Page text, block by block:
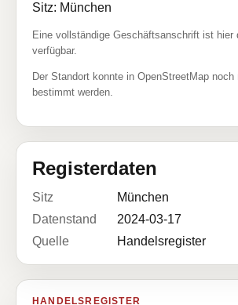
Sitz: München
Eine vollständige Geschäftsanschrift ist hier
verfügbar.
Der Standort konnte in OpenStreetMap
bestimmt werden.
Registerdaten
Sitz
München
Datenstand
2024-03-17
Quelle
Handelsregister
HANDELSREGISTER